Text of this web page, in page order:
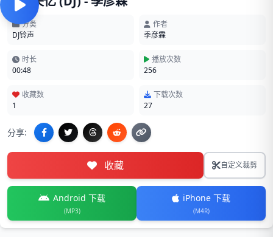
分类
DJ铃声
作者
季彦霖
时长
00:48
播放次数
256
收藏数
1
下载次数
27
分享:
收藏 自定义裁剪
Android 下载
(MP3)
iPhone 下载
(M4R)